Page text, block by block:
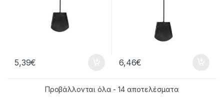
5,39€ 6,46€
Προβάλλονται όλα - 14 αποτελέσματα